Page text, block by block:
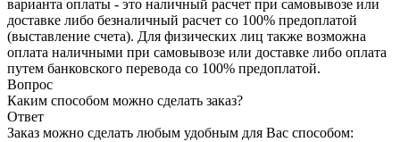
варианта оплаты - это наличный расчет при самовывозе или
доставке либо безналичный расчет со 100% предоплатой
(выставление счета). Для физических лиц также возможна
оплата наличными при самовывозе или доставке либо оплата
путем банковского перевода со 100% предоплатой.
Вопрос
Каким способом можно сделать заказ?
Ответ
Заказ можно сделать любым удобным для Вас способом: